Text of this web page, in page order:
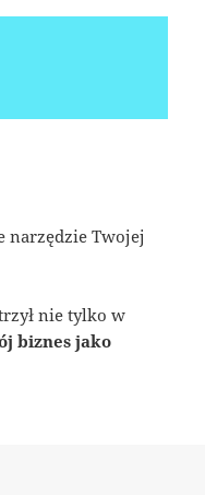
narzędzie Twojej
nie tylko w
biznes jako